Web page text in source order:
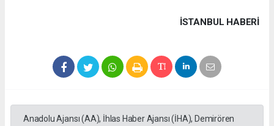
İSTANBUL HABERİ
Anadolu Ajansı (AA), İhlas Haber Ajansı (İHA), Demirören